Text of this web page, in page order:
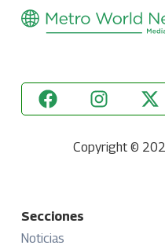
Copyright ©
Secciones
Noticias